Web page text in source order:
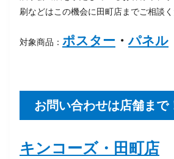
刷などはこの機会に田町店までご相談く
対象商品： ポスター ・パネル
お問い合わせは店舗まで
キンコーズ・田町店